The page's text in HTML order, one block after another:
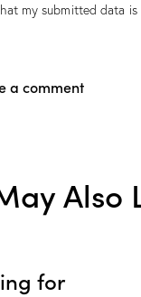
my submitted data is
Also
for